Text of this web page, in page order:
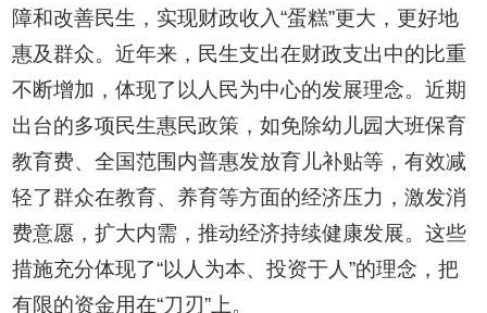
障和改善民生，实现财政收入“蛋糕”更大，更好地
惠及群众。近年来，民生支出在财政支出中的比重
不断增加，体现了以人民为中心的发展理念。近期
出台的多项民生惠民政策，如免除幼儿园大班保育
教育费、全国范围内普惠发放育儿补贴等，有效减
轻了群众在教育、养育等方面的经济压力，激发消
费意愿，扩大内需，推动经济持续健康发展。这些
措施充分体现了“以人为本、投资于人”的理念，把
有限的资金用在“刀刃”上。